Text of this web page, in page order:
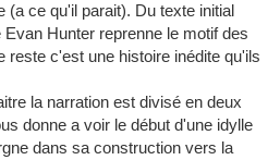
(a ce qu'il parait). Du texte initial
Hunter reprenne le motif des
reste c'est une histoire inédite qu'ils
la narration est divisé en deux
donne a voir le début d'une idylle
dans sa construction vers la